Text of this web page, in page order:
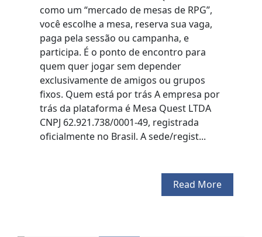
como um “mercado de mesas de RPG”,
você escolhe a mesa, reserva sua vaga,
paga pela sessão ou campanha, e
participa. É o ponto de encontro para
quem quer jogar sem depender
exclusivamente de amigos ou grupos
fixos. Quem está por trás A empresa por
trás da plataforma é Mesa Quest LTDA
CNPJ 62.921.738/0001-49, registrada
oficialmente no Brasil. A sede/regist...
Read More